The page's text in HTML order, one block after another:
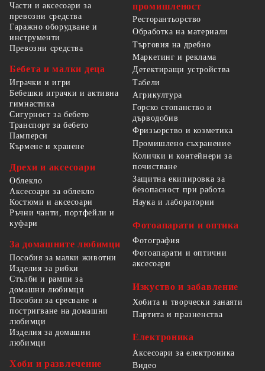
Части и аксесоари за
превозни средства
Гаражно оборудване и
инструменти
Превозни средства
Бебета и малки деца
Играчки и игри
Бебешки играчки и активна
гимнастика
Сигурност за бебето
Транспорт за бебето
Памперси
Кърмене и хранене
Дрехи и аксесоари
Облекло
Аксесоари за облекло
Костюми и аксесоари
Ръчни чанти, портфейли и
куфари
За домашните любимци
Пособия за малки животни
Изделия за рибки
Стълби и рампи за
домашни любимци
Пособия за сресване и
постригване на домашни
любимци
Изделия за домашни
любимци
Хоби и развлечение
промишленост
Ресторантьорство
Обработка на материали
Търговия на дребно
Маркетинг и реклама
Детектиращи устройства
Табели
Агрикултура
Горско стопанство и
дърводобив
Фризьорство и козметика
Промишлено съхранение
Колички и контейнери за
почистване
Защитна екипировка за
безопасност при работа
Наука и лаборатории
Фотоапарати и оптика
Фотография
Фотоапарати и оптични
аксесоари
Изкуство и забавление
Хобита и творчески занаяти
Партита и празненства
Електроника
Аксесоари за електроника
Видео